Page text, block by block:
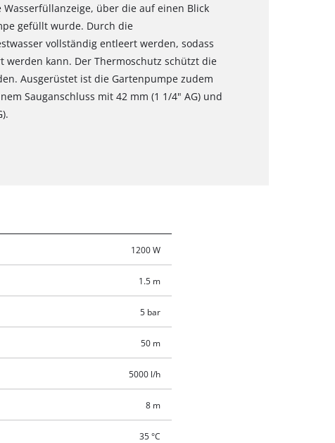
über die auf einen Blick
gefüllt wurde. Durch die
vollständig entleert werden, sodass
werden kann. Der Thermoschutz schützt die
Ausgerüstet ist die Gartenpumpe zudem
Sauganschluss mit 42 mm (1 1/4" AG) und
1200 W
1.5 m
5 bar
50 m
5000 l/h
8 m
35 °C